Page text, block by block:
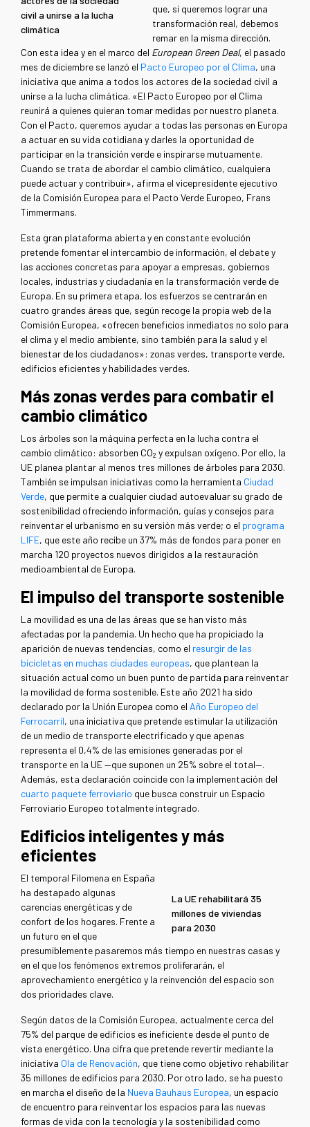
civil a unirse a la lucha
climática
que, si queremos lograr una
transformación real, debemos
remar en la misma dirección.
Con esta idea y en el marco del European Green Deal, el pasado
mes de diciembre se lanzó el Pacto Europeo por el Clima, una
iniciativa que anima a todos los actores de la sociedad civil a
unirse a la lucha climática. «El Pacto Europeo por el Clima
reunirá a quienes quieran tomar medidas por nuestro planeta.
Con el Pacto, queremos ayudar a todas las personas en Europa
a actuar en su vida cotidiana y darles la oportunidad de
participar en la transición verde e inspirarse mutuamente.
Cuando se trata de abordar el cambio climático, cualquiera
puede actuar y contribuir», afirma el vicepresidente ejecutivo
de la Comisión Europea para el Pacto Verde Europeo, Frans
Timmermans.
Esta gran plataforma abierta y en constante evolución
pretende fomentar el intercambio de información, el debate y
las acciones concretas para apoyar a empresas, gobiernos
locales, industrias y ciudadanía en la transformación verde de
Europa. En su primera etapa, los esfuerzos se centrarán en
cuatro grandes áreas que, según recoge la propia web de la
Comisión Europea, «ofrecen beneficios inmediatos no solo para
el clima y el medio ambiente, sino también para la salud y el
bienestar de los ciudadanos»: zonas verdes, transporte verde,
edificios eficientes y habilidades verdes.
Más zonas verdes para combatir el
cambio climático
Los árboles son la máquina perfecta en la lucha contra el
cambio climático: absorben CO2 y expulsan oxígeno. Por ello, la
UE planea plantar al menos tres millones de árboles para 2030.
También se impulsan iniciativas como la herramienta Ciudad
Verde, que permite a cualquier ciudad autoevaluar su grado de
sostenibilidad ofreciendo información, guías y consejos para
reinventar el urbanismo en su versión más verde; o el programa
LIFE, que este año recibe un 37% más de fondos para poner en
marcha 120 proyectos nuevos dirigidos a la restauración
medioambiental de Europa.
El impulso del transporte sostenible
La movilidad es una de las áreas que se han visto más
afectadas por la pandemia. Un hecho que ha propiciado la
aparición de nuevas tendencias, como el resurgir de las
bicicletas en muchas ciudades europeas, que plantean la
situación actual como un buen punto de partida para reinventar
la movilidad de forma sostenible. Este año 2021 ha sido
declarado por la Unión Europea como el Año Europeo del
Ferrocarril, una iniciativa que pretende estimular la utilización
de un medio de transporte electrificado y que apenas
representa el 0,4% de las emisiones generadas por el
transporte en la UE —que suponen un 25% sobre el total—.
Además, esta declaración coincide con la implementación del
cuarto paquete ferroviario que busca construir un Espacio
Ferroviario Europeo totalmente integrado.
Edificios inteligentes y más
eficientes
La UE rehabilitará 35
millones de viviendas
para 2030
El temporal Filomena en España
ha destapado algunas
carencias energéticas y de
confort de los hogares. Frente a
un futuro en el que
presumiblemente pasaremos más tiempo en nuestras casas y
en el que los fenómenos extremos proliferarán, el
aprovechamiento energético y la reinvención del espacio son
dos prioridades clave.
Según datos de la Comisión Europea, actualmente cerca del
75% del parque de edificios es ineficiente desde el punto de
vista energético. Una cifra que pretende revertir mediante la
iniciativa Ola de Renovación, que tiene como objetivo rehabilitar
35 millones de edificios para 2030. Por otro lado, se ha puesto
en marcha el diseño de la Nueva Bauhaus Europea, un espacio
de encuentro para reinventar los espacios para las nuevas
formas de vida con la tecnología y la sostenibilidad como